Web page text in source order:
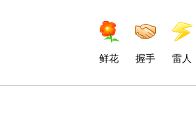
鲜花 握手 雷人